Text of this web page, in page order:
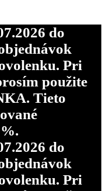
do
Pri
použite
Tieto
do
Pri